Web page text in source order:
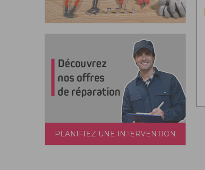
PLANIFIEZ UNE INTERVENTION